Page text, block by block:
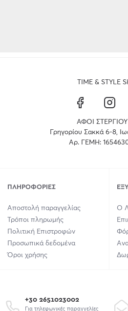
TIME & STYLE
ΑΦΟΙ
Γρηγορίου Σακκά 6-8,
Αρ. ΓΕΜΗ:
ΠΛΗΡΟΦΟΡΊΕΣ
Αποστολή παραγγελίας
Τρόποι πληρωμής
Πολιτική Επιστροφών
Προσωπικά δεδομένα
Όροι χρήσης
Ο
+30 2651023002
Για τηλεφωνικές παραγγελίες